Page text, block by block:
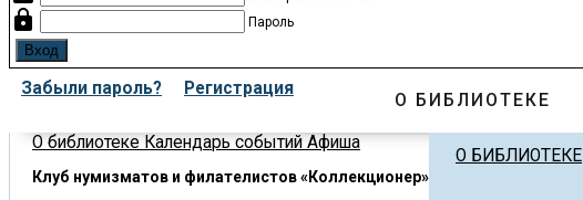
lock Пароль
Забыли пароль? Регистрация
О БИБЛИОТЕКЕ
О библиотекеКалендарь событийАфиша
Клуб нумизматов и филателистов «Коллекционер»
О БИБЛИОТЕКЕ